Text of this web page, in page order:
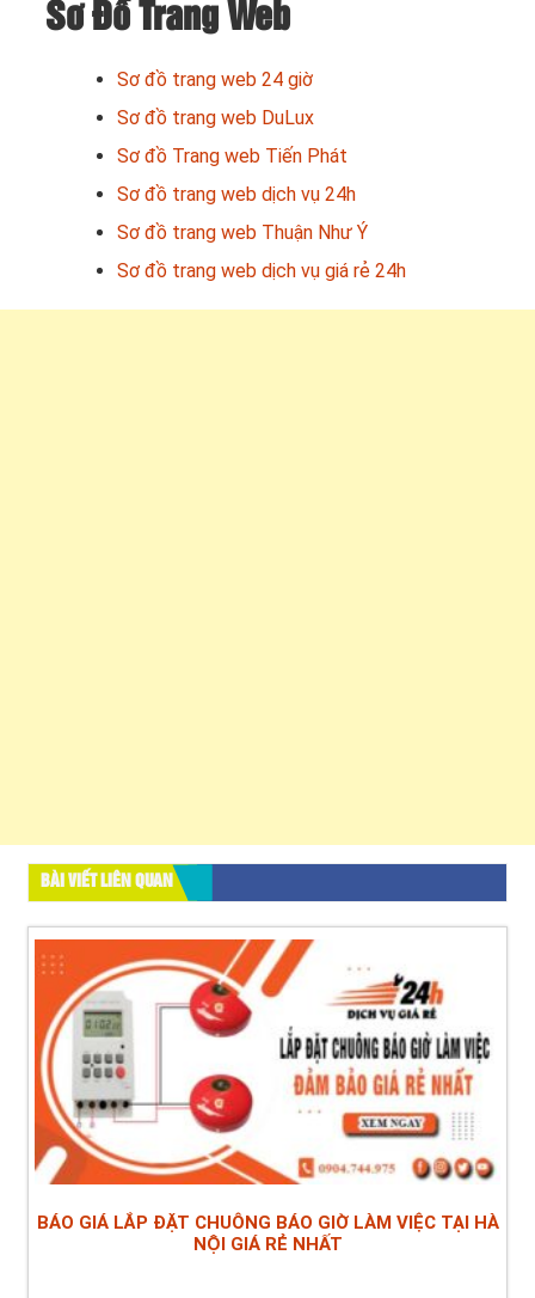
Sơ Đồ Trang Web
Sơ đồ trang web 24 giờ
Sơ đồ trang web DuLux
Sơ đồ Trang web Tiến Phát
Sơ đồ trang web dịch vụ 24h
Sơ đồ trang web Thuận Như Ý
Sơ đồ trang web dịch vụ giá rẻ 24h
BÀI VIẾT LIÊN QUAN
BÁO GIÁ LẮP ĐẶT CHUÔNG BÁO GIỜ LÀM VIỆC TẠI HÀ
NỘI GIÁ RẺ NHẤT